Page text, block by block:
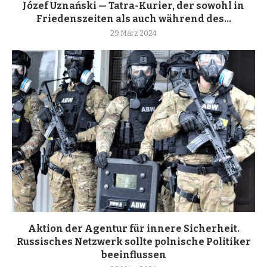
Józef Uznański — Tatra-Kurier, der sowohl in
Friedenszeiten als auch während des...
29 März 2024
Aktion der Agentur für innere Sicherheit.
Russisches Netzwerk sollte polnische Politiker
beeinflussen